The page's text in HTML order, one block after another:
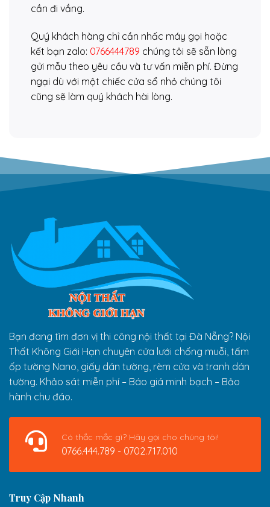
cần đi vắng.
Quý khách hàng chỉ cần nhấc máy gọi hoặc
kết bạn zalo: 0766444789 chúng tôi sẽ sẵn lòng
gửi mẫu theo yêu cầu và tư vấn miễn phí. Đừng
ngại dù với một chiếc cửa sổ nhỏ chúng tôi
cũng sẽ làm quý khách hài lòng.
Bạn đang tìm đơn vị thi công nội thất tại Đà Nẵng? Nội
Thất Không Giới Hạn chuyên cửa lưới chống muỗi, tấm
ốp tường Nano, giấy dán tường, rèm cửa và tranh dán
tường. Khảo sát miễn phí – Báo giá minh bạch – Bảo
hành chu đáo.
Có thắc mắc gì? Hãy gọi cho chúng tôi!
0766.444.789 - 0702.717.010
Truy Cập Nhanh